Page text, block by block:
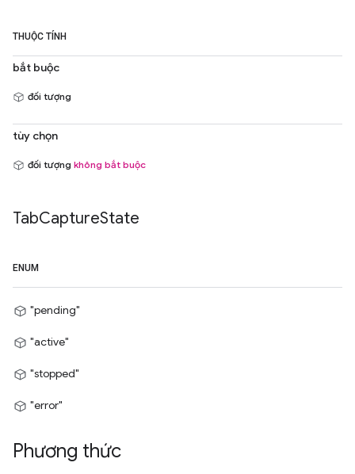
THUỘC TÍNH
bắt buộc
đối tượng
tùy chọn
đối tượng không bắt buộc
TabCaptureState
ENUM
"pending"
"active"
"stopped"
"error"
Phương thức